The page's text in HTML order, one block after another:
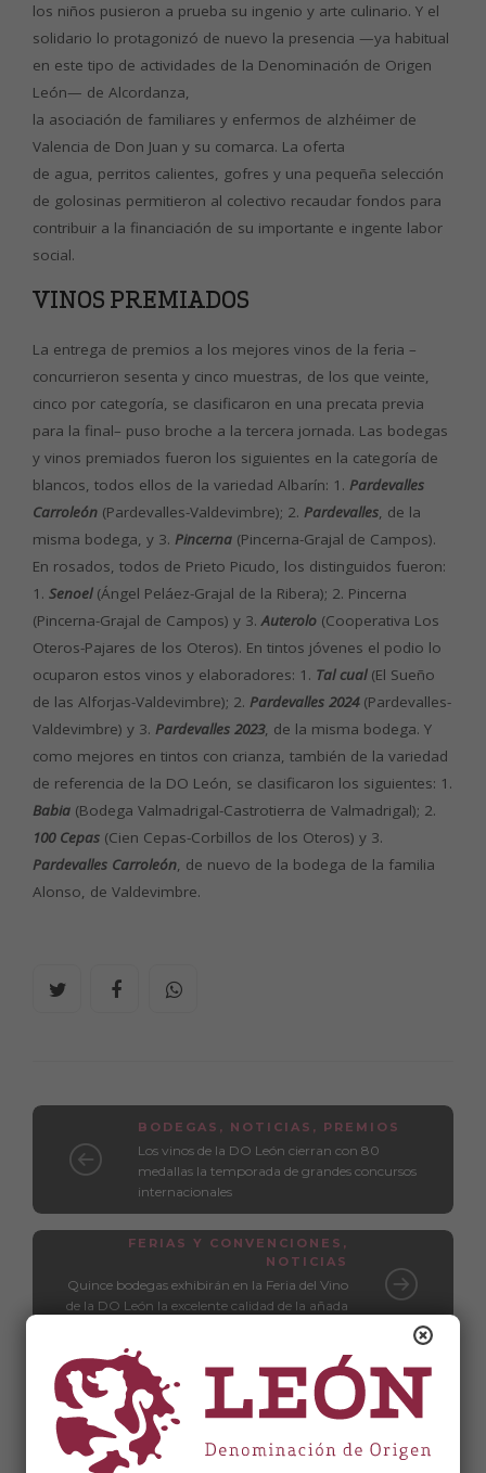
los niños pusieron a prueba su ingenio y arte culinario. Y el
solidario lo protagonizó de nuevo la presencia —ya habitual
en este tipo de actividades de la Denominación de Origen
León— de Alcordanza,
la asociación de familiares y enfermos de alzhéimer de
Valencia de Don Juan y su comarca. La oferta
de agua, perritos calientes, gofres y una pequeña selección
de golosinas permitieron al colectivo recaudar fondos para
contribuir a la financiación de su importante e ingente labor
social.
VINOS PREMIADOS
La entrega de premios a los mejores vinos de la feria –
concurrieron sesenta y cinco muestras, de los que veinte,
cinco por categoría, se clasificaron en una precata previa
para la final– puso broche a la tercera jornada. Las bodegas
y vinos premiados fueron los siguientes en la categoría de
blancos, todos ellos de la variedad Albarín: 1. Pardevalles
Carroleón (Pardevalles-Valdevimbre); 2. Pardevalles, de la
misma bodega, y 3. Pincerna (Pincerna-Grajal de Campos).
En rosados, todos de Prieto Picudo, los distinguidos fueron:
1. Senoel (Ángel Peláez-Grajal de la Ribera); 2. Pincerna
(Pincerna-Grajal de Campos) y 3.Auterolo (Cooperativa Los
Oteros-Pajares de los Oteros). En tintos jóvenes el podio lo
ocuparon estos vinos y elaboradores: 1. Tal cual(El Sueño
de las Alforjas-Valdevimbre); 2. Pardevalles 2024(Pardevalles-
Valdevimbre) y 3. Pardevalles 2023, de la misma bodega. Y
como mejores en tintos con crianza, también de la variedad
de referencia de la DO León, se clasificaron los siguientes: 1.
Babia (Bodega Valmadrigal-Castrotierra de Valmadrigal); 2.
100 Cepas (Cien Cepas-Corbillos de los Oteros) y 3.
Pardevalles Carroleón, de nuevo de la bodega de la familia
Alonso, de Valdevimbre.
BODEGAS , NOTICIAS , PREMIOS
Los vinos de la DO León cierran con 80
medallas la temporada de grandes concursos
internacionales
FERIAS Y CONVENCIONES ,
NOTICIAS
Quince bodegas exhibirán en la Feria del Vino
de la DO León la excelente calidad de la añada
Relacionados